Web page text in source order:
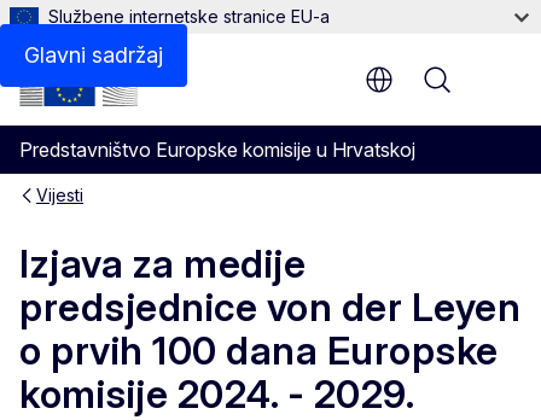
Glavni sadržaj
Službene internetske stranice EU-a
Predstavništvo Europske komisije u Hrvatskoj
Menu
Vijesti
Izjava za medije
predsjednice von der Leyen
o prvih 100 dana Europske
komisije 2024. - 2029.